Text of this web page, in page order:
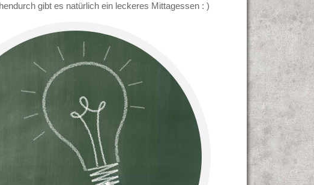
gibt es natürlich ein leckeres Mittagessen : )